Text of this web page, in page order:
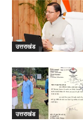
उत्तराखंड
उत्तराखंड